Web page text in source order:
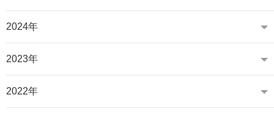
2024年
2023年
2022年